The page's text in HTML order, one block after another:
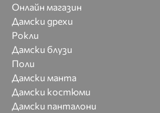
Онлайн магазин
Дамски дрехи
Рокли
Дамски блузи
Поли
Дамски манта
Дамски костюми
Дамски панталони